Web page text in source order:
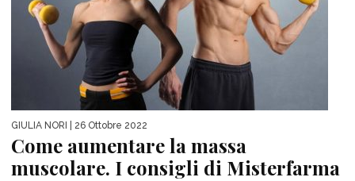
GIULIA NORI | 26 Ottobre 2022
Come aumentare la massa
muscolare. I consigli di Misterfarma